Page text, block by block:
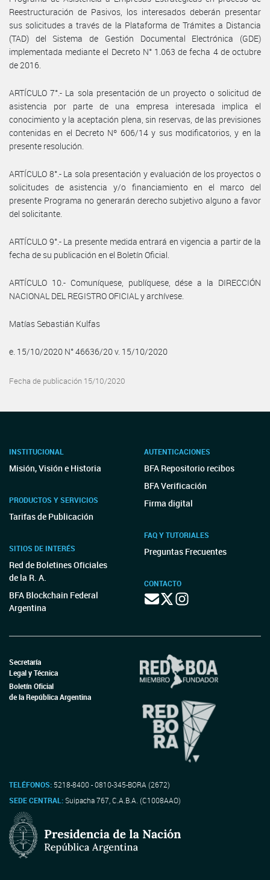
Reestructuración de Pasivos, los interesados deberán presentar
sus solicitudes a través de la Plataforma de Trámites a Distancia
(TAD) del Sistema de Gestión Documental Electrónica (GDE)
implementada mediante el Decreto N° 1.063 de fecha 4 de octubre
de 2016.
ARTÍCULO 7°.- La sola presentación de un proyecto o solicitud de
asistencia por parte de una empresa interesada implica el
conocimiento y la aceptación plena, sin reservas, de las previsiones
contenidas en el Decreto Nº 606/14 y sus modificatorios, y en la
presente resolución.
ARTÍCULO 8°.- La sola presentación y evaluación de los proyectos o
solicitudes de asistencia y/o financiamiento en el marco del
presente Programa no generarán derecho subjetivo alguno a favor
del solicitante.
ARTÍCULO 9°.- La presente medida entrará en vigencia a partir de la
fecha de su publicación en el Boletín Oficial.
ARTÍCULO 10.- Comuníquese, publíquese, dése a la DIRECCIÓN
NACIONAL DEL REGISTRO OFICIAL y archívese.
Matías Sebastián Kulfas
e. 15/10/2020 N° 46636/20 v. 15/10/2020
Fecha de publicación 15/10/2020
INSTITUCIONAL
Misión, Visión e Historia
PRODUCTOS Y SERVICIOS
Tarifas de Publicación
SITIOS DE INTERÉS
Red de Boletines Oficiales
de la R. A.
BFA Blockchain Federal
Argentina
AUTENTICACIONES
BFA Repositorio recibos
BFA Verificación
Firma digital
FAQ Y TUTORIALES
Preguntas Frecuentes
CONTACTO
Secretaría
Legal y Técnica
Boletín Oficial
de la República Argentina
TELÉFONOS: 5218-8400 - 0810-345-BORA (2672)
SEDE CENTRAL:Suipacha 767, C.A.B.A. (C1008AAO)